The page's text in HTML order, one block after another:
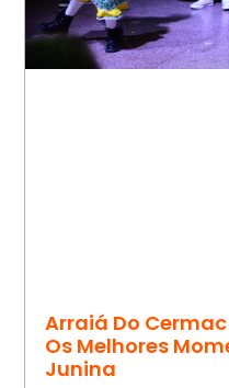
Arraiá Do
Os Melhores
Junina